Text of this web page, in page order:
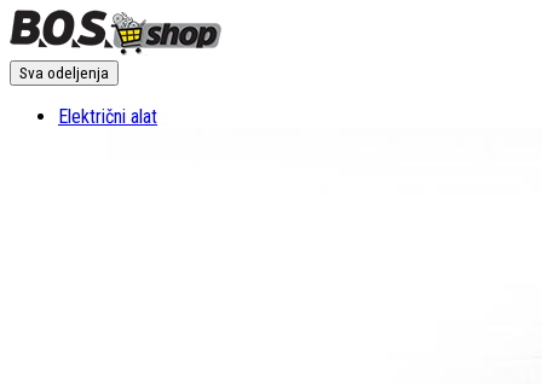
Sva odeljenja
Električni alat